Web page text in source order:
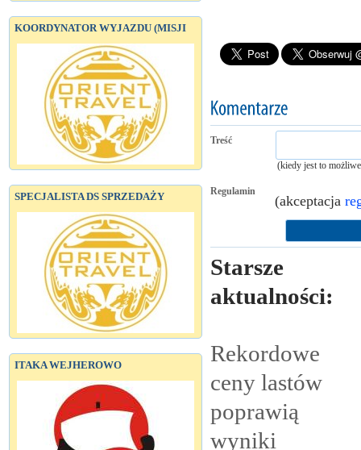
KOORDYNATOR WYJAZDU (MISJI
SPECJALISTA DS SPRZEDAŻY
ITAKA WEJHEROWO
Treść
(kiedy jest to
Regulamin
(akceptacja
Starsze
aktualności:
Rekordowe
ceny lastów
poprawią
wyniki